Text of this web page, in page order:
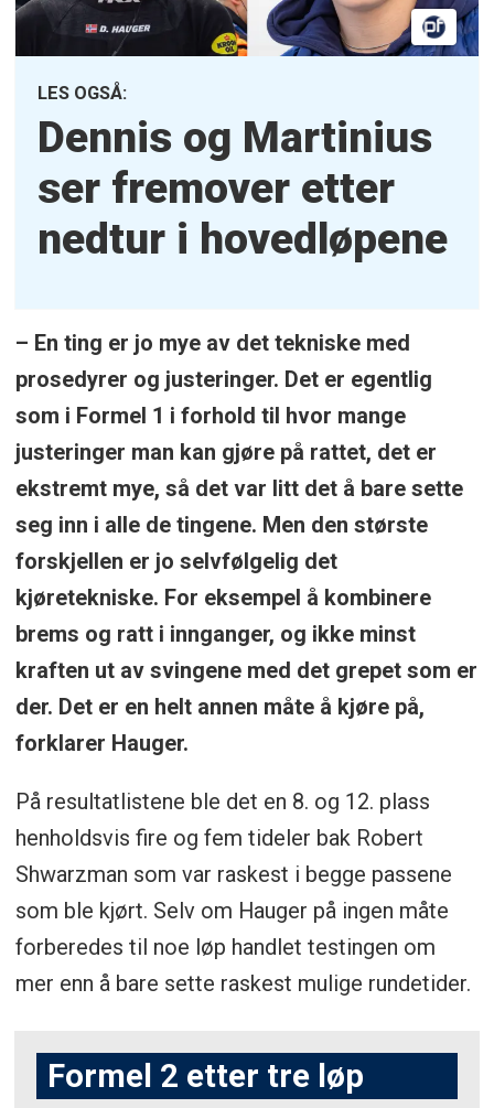
LES OGSÅ:
Dennis og Martinius
ser fremover etter
nedtur i hovedløpene
– En ting er jo mye av det tekniske med
prosedyrer og justeringer. Det er egentlig
som i Formel 1 i forhold til hvor mange
justeringer man kan gjøre på rattet, det er
ekstremt mye, så det var litt det å bare sette
seg inn i alle de tingene. Men den største
forskjellen er jo selvfølgelig det
kjøretekniske. For eksempel å kombinere
brems og ratt i innganger, og ikke minst
kraften ut av svingene med det grepet som er
der. Det er en helt annen måte å kjøre på,
forklarer Hauger.
På resultatlistene ble det en 8. og 12. plass
henholdsvis fire og fem tideler bak Robert
Shwarzman som var raskest i begge passene
som ble kjørt. Selv om Hauger på ingen måte
forberedes til noe løp handlet testingen om
mer enn å bare sette raskest mulige rundetider.
Formel 2 etter tre løp